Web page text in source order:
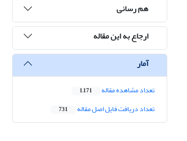
هم رسانی
ارجاع به این مقاله
آمار
تعداد مشاهده مقاله 1,171
تعداد دریافت فایل اصل مقاله 731